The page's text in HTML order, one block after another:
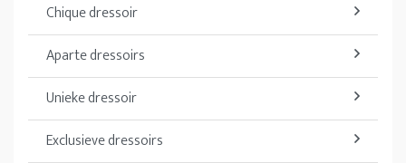
Chique dressoir
Aparte dressoirs
Unieke dressoir
Exclusieve dressoirs